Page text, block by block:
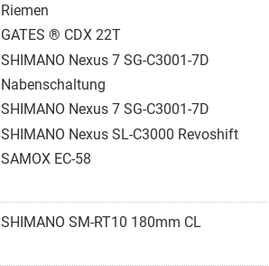
Riemen
GATES ® CDX 22T
SHIMANO Nexus 7 SG-C3001-7D
Nabenschaltung
SHIMANO Nexus 7 SG-C3001-7D
SHIMANO Nexus SL-C3000 Revoshift
SAMOX EC-58
SHIMANO SM-RT10 180mm CL